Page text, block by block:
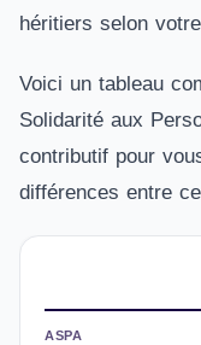
héritiers selon
Voici un tableau
Solidarité aux
contributif pour
différences entre
ASPA